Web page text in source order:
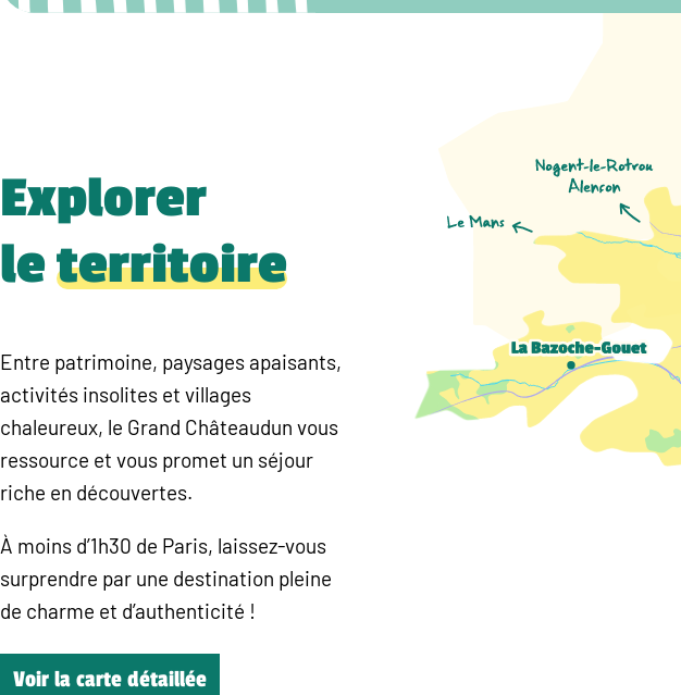
Explorer
leterritoire
Entre patrimoine, paysages apaisants,
activités insolites et villages
chaleureux, le Grand Châteaudun vous
ressource et vous promet un séjour
riche en découvertes.
À moins d’1h30 de Paris, laissez-vous
surprendre par une destination pleine
de charme et d’authenticité !
Voir la carte détaillée